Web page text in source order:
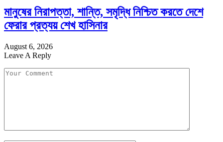
মানুষের নিরাপত্তা, শান্তি, সমৃদ্ধি নিশ্চিত করতে দেশে
ফেরার প্রত্যয় শেখ হাসিনার
August 6, 2026
Leave A Reply